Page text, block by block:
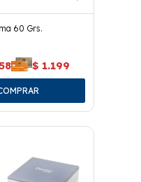
60 Grs.
$ 1.199